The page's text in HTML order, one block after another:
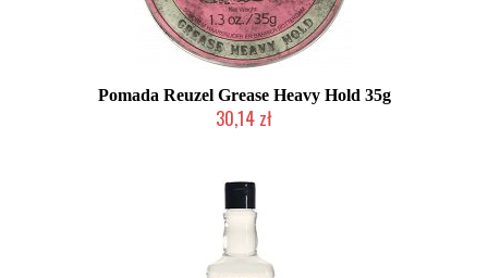
Pomada Reuzel Grease Heavy Hold 35g
30,14 zł